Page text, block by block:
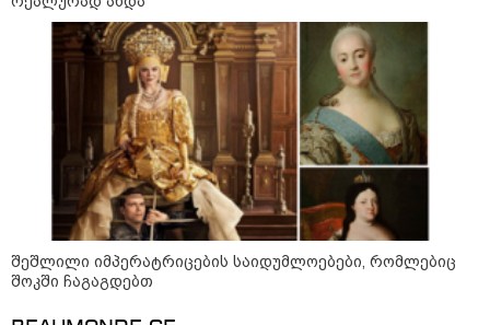
12:25 / 10-08-2026
"ანტირუსული რიტორიკით
გამორჩეულ "ნაცაქტივისტებს“
წლების განმავლობაში
რუსეთიდან სარგებლის
მიღებაზე უარი არ უთქვამთ -
ყველაფერი 2022 წლის შემდეგ
შეიცვალა" - ნინო წილოსანი
კატეგორიის ყველა სიახლე
შეშლილი იმპერატრიცების საიდუმლოებები, რომლებიც
შოკში ჩაგაგდებთ